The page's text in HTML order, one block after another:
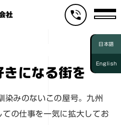
日本語
English
きになる街を
染みのないこの屋号。九州
の仕事を一気に拡大してお